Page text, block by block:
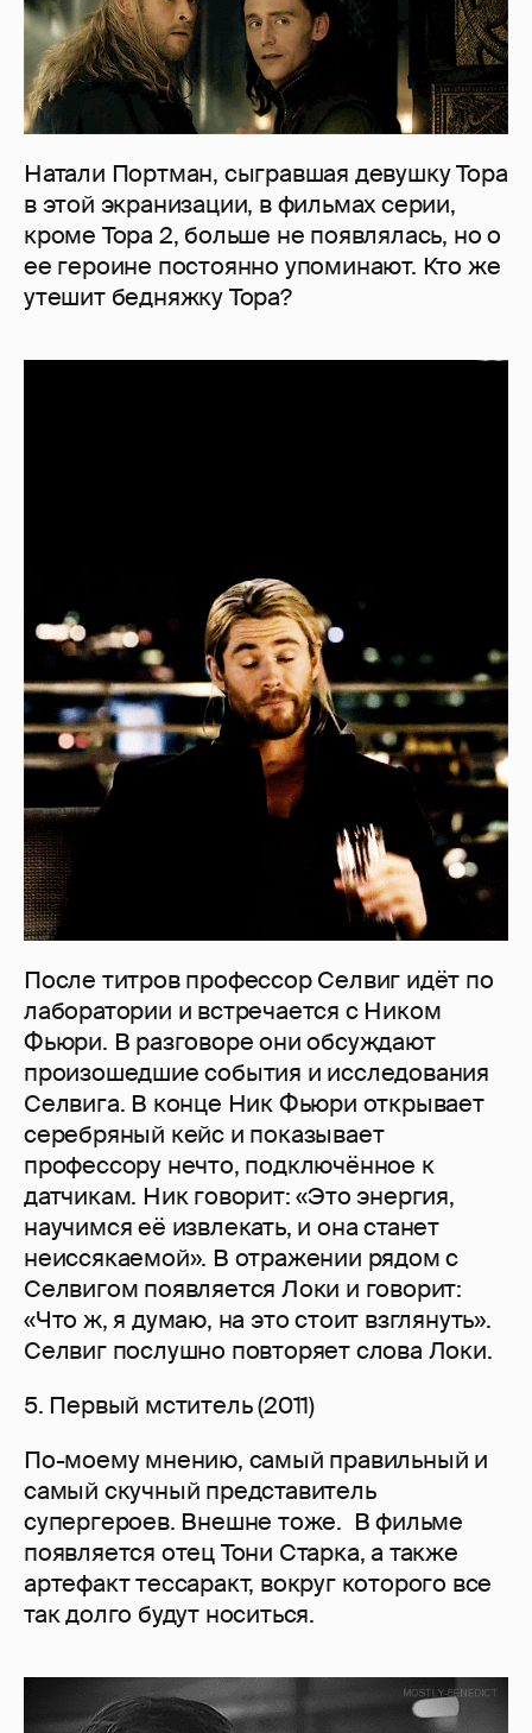
Натали Портман, сыгравшая девушку Тора
в этой экранизации, в фильмах серии,
кроме Тора 2, больше не появлялась, но о
ее героине постоянно упоминают. Кто же
утешит бедняжку Тора?
После титров профессор Селвиг идёт по
лаборатории и встречается с Ником
Фьюри. В разговоре они обсуждают
произошедшие события и исследования
Селвига. В конце Ник Фьюри открывает
серебряный кейс и показывает
профессору нечто, подключённое к
датчикам. Ник говорит: «Это энергия,
научимся её извлекать, и она станет
неиссякаемой». В отражении рядом с
Селвигом появляется Локи и говорит:
«Что ж, я думаю, на это стоит взглянуть».
Селвиг послушно повторяет слова Локи.
5. Первый мститель (2011)
По-моему мнению, самый правильный и
самый скучный представитель
супергероев. Внешне тоже. В фильме
появляется отец Тони Старка, а также
артефакт тессаракт, вокруг которого все
так долго будут носиться.